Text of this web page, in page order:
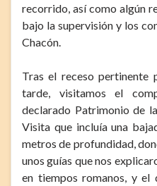
recorrido, así como algún
bajo la supervisión y los
Chacón.
Tras el receso pertinente
tarde, visitamos el
declarado Patrimonio de
Visita que incluía una
metros de profundidad,
unos guías que nos
en tiempos romanos, y